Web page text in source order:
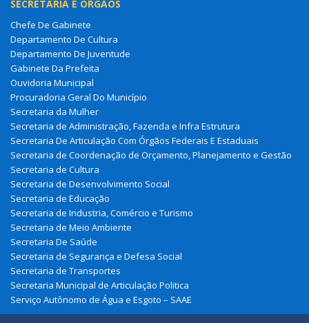
SECRETARIA E ÓRGÃOS
Chefe De Gabinete
Departamento De Cultura
Departamento De Juventude
Gabinete Da Prefeita
Ouvidoria Municipal
Procuradoria Geral Do Município
Secretaria da Mulher
Secretaria de Administração, Fazenda e Infra Estrutura
Secretaria De Articulação Com Órgãos Federais E Estaduais
Secretaria de Coordenação de Orçamento, Planejamento e Gestão
Secretaria de Cultura
Secretaria de Desenvolvimento Social
Secretaria de Educação
Secretaria de Industria, Comércio e Turismo
Secretaria de Meio Ambiente
Secretaria De Saúde
Secretaria de Segurança e Defesa Social
Secretaria de Transportes
Secretaria Municipal de Articulação Politica
Serviço Autônomo de Água e Esgoto – SAAE